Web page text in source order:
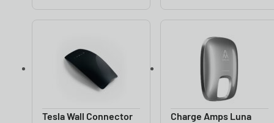
Tesla Wall Connector
Charge Amps Luna